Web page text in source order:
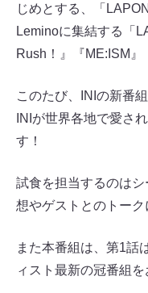
じめとする、「
Leminoに集結する「
Rush！』『ME:ISM
このたび、INIの新番
INIが世界各地で愛さ
す！
試食を担当するのは
想やゲストとのトーク
また本番組は、第1話
ィスト最新の冠番組を